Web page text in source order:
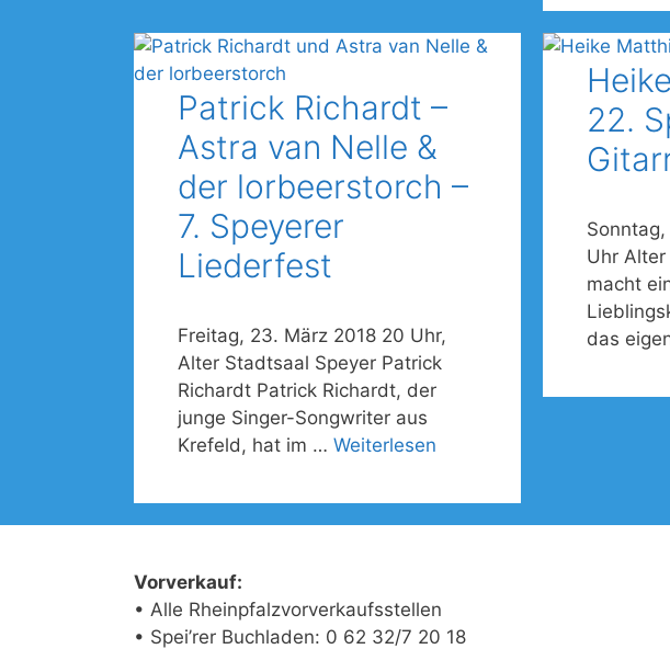
Patrick Richardt –
Astra van Nelle &
der lorbeerstorch –
7. Speyerer
Liederfest
Freitag, 23. März 2018 20 Uhr,
Alter Stadtsaal Speyer Patrick
Richardt Patrick Richardt, der
junge Singer-Songwriter aus
Krefeld, hat im … Weiterlesen
22.
Sonntag,
Uhr
macht
das
Vorverkauf:
• Alle Rheinpfalzvorverkaufsstellen
• Spei’rer Buchladen: 0 62 32/7 20 18